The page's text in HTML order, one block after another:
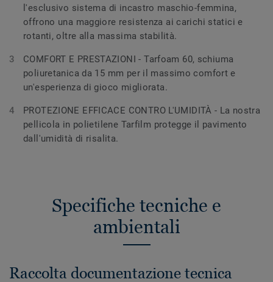
l'esclusivo sistema di incastro maschio-femmina,
offrono una maggiore resistenza ai carichi statici e
rotanti, oltre alla massima stabilità.
COMFORT E PRESTAZIONI - Tarfoam 60, schiuma
poliuretanica da 15 mm per il massimo comfort e
un'esperienza di gioco migliorata.
PROTEZIONE EFFICACE CONTRO L'UMIDITÀ - La nostra
pellicola in polietilene Tarfilm protegge il pavimento
dall'umidità di risalita.
Specifiche tecniche e
ambientali
Raccolta documentazione tecnica